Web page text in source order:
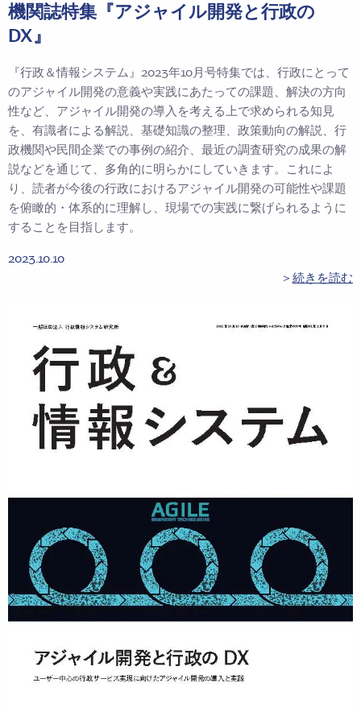
機関誌特集『アジャイル開発と行政の
DX』
『行政＆情報システム』2023年10月号特集では、行政にとって
のアジャイル開発の意義や実践にあたっての課題、解決の方向
性など、アジャイル開発の導入を考える上で求められる知見
を、有識者による解説、基礎知識の整理、政策動向の解説、行
政機関や民間企業での事例の紹介、最近の調査研究の成果の解
説などを通じて、多角的に明らかにしていきます。これによ
り、読者が今後の行政におけるアジャイル開発の可能性や課題
を俯瞰的・体系的に理解し、現場での実践に繋げられるように
することを目指します。
2023.10.10
＞ 続きを読む